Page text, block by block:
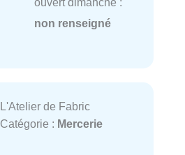
non renseigné
L'Atelier de Fabric
Catégorie : Mercerie